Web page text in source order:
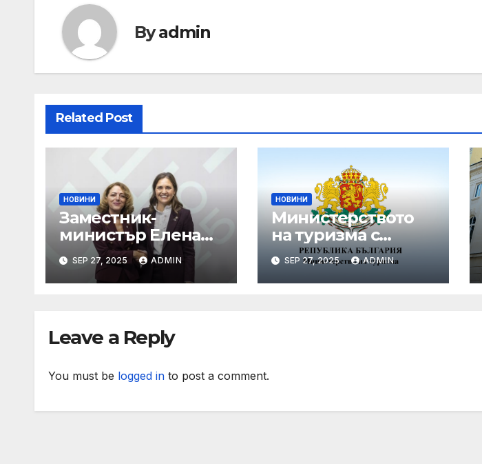
Byadmin
Related Post
НОВИНИ
Заместник-
министър Елена
Шекерлетова
представи
българската
заседание на
въпроси“ в
SEP 27, 2025 ADMIN
НОВИНИ
Министерството
на туризма с
поредни мащабни
координирани
проверки през
SEP 27, 2025 ADMIN
Leave a Reply
You must be logged in to post a comment.